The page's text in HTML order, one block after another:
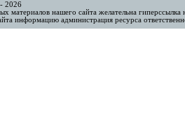
2026
материалов нашего сайта желательна
информацию администрация ресурса